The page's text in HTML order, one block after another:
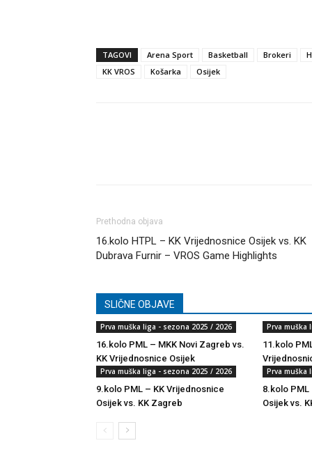
TAGOVI Arena Sport Basketball Brokeri
KK VROS
Košarka Osijek
Prethodna objava
16.kolo HTPL – KK Vrijednosnice Osijek vs. KK
Dubrava Furnir – VROS Game Highlights
SLIČNE OBJAVE
Prva muška liga - sezona 2025 / 2026
16.kolo PML – MKK Novi Zagreb vs.
KK Vrijednosnice Osijek
Prva muška
11.kolo
Prva muška liga - sezona 2025 / 2026
9.kolo PML – KK Vrijednosnice
Osijek vs. KK Zagreb
Prva muška
8.kolo
Osijek vs.